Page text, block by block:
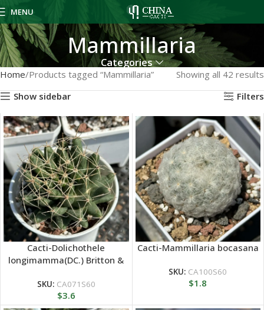
MENU
Mammillaria
Categories
Home Products tagged “Mammillaria”
Showing all 42 results
Show sidebar
Filters
Cacti-Dolichothele
longimamma(DC.) Britton &
SKU: CA071S60
$3.6
Cacti-Mammillaria bocasana
SKU: CA100S60
$1.8